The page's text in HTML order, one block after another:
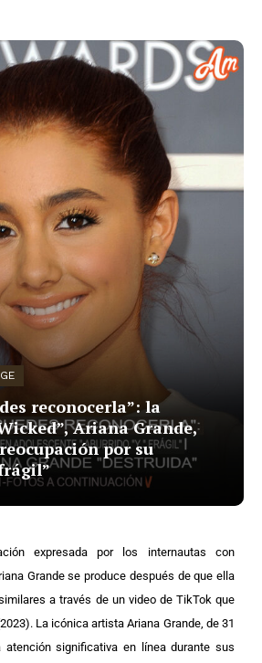
reconocerla”: la
Ariana Grande,
por su
expresada por los internautas con
Grande se produce después de que ella
a través de un video de TikTok que
La icónica artista Ariana Grande, de 31
atención significativa en línea durante sus